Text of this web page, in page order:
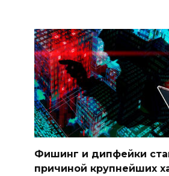
Фишинг и дипфейки
причиной крупнейших